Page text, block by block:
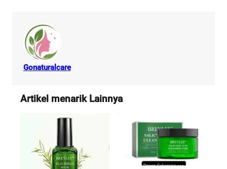
Gonaturalcare
Artikel menarik Lainnya